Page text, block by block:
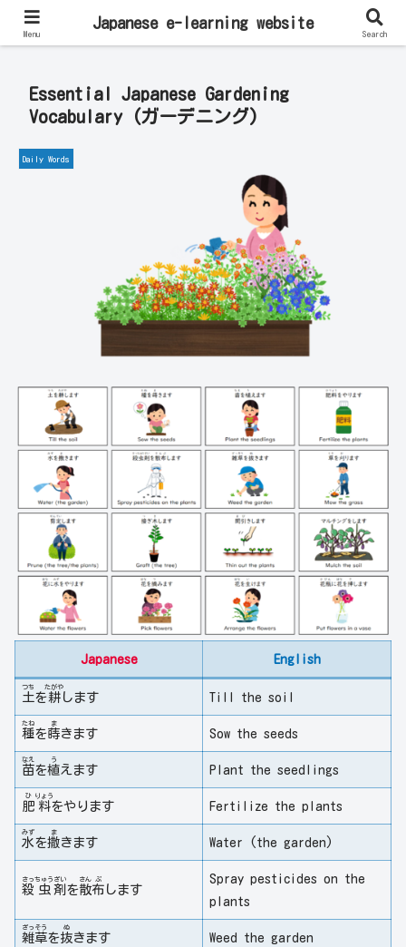
Learn Japanese Online | Private Lessons with Native Japanese Teachers!
Essential Japanese Gardening
Vocabulary (ガーデニング)
Daily Words
Japanese English
土
つち
を耕
たがや
します Till the soil
種
たね
を蒔
ま
きます Sow the seeds
苗
なえ
を植
う
えます Plant the seedlings
肥
ひ
料
りょう
をやります Fertilize the plants
水
みず
を撒
ま
きます Water (the garden)
殺
さっ
虫
ちゅう
剤
ざい
を散
さん
布
ぷ
します
Spray pesticides on the
plants
雑
ざっ
草
そう
を抜
ぬ
きます Weed the garden
Menu
Japanese e-learning website
Search